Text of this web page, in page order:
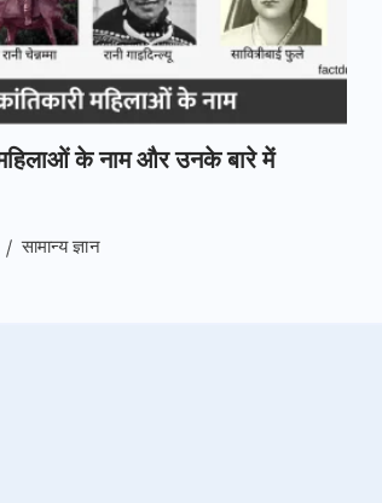
के नाम और उनके बारे में
सामान्य ज्ञान